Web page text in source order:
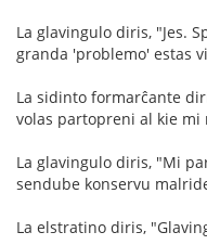
La glavingulo diris, "Jes.
granda 'problemo' estas
La sidinto formarĉante
volas partopreni al kie
La glavingulo diris, "Mi
sendube konservu
La elstratino diris,